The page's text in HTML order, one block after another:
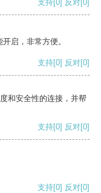
支持[0] 反对[0]
启，非常方便。
支持[0] 反对[0]
和安全性的连接，并帮
支持[0] 反对[0]
支持[0] 反对[0]